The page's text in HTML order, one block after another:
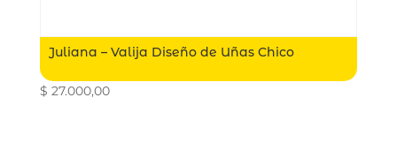
Juliana – Valija Diseño de Uñas Chico
$ 27.000,00